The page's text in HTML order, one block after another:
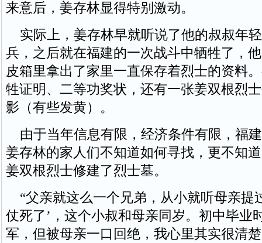
来意后，姜存林显得特别激动。
实际上，姜存林早就听说了他的叔叔年
兵，之后就在福建的一次战斗中牺牲了，
皮箱里拿出了家里一直保存着烈士的资料
牲证明、二等功奖状，还有一张姜双根烈
影（有些发黄）。
由于当年信息有限，经济条件有限，福
姜存林的家人们不知道如何寻找，更不知
姜双根烈士修建了烈士墓。
“父亲就这么一个兄弟，从小就听母亲提
仗死了’，这个小叔和母亲同岁。初中毕业
军，但被母亲一口回绝，我心里其实很清